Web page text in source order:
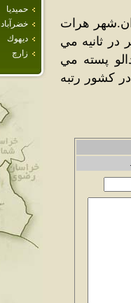
حميديا
خضرآباد
ديهوك
زارچ
هرات
دائمي استان يزد مي باشد كه دبي آب آن 360ليتر در ثانيه مي
پسته مي
كشور رتبه